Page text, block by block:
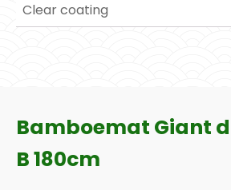
Clear coating
Bamboemat Giant
B 180cm